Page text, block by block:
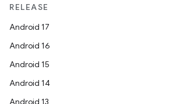
RELEASE
Android 17
Android 16
Android 15
Android 14
Android 13